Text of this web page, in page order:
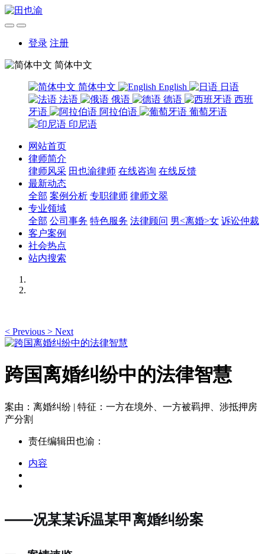
登录 注册
简体中文
简体中文 English
日语
法语
俄语 德语
西班
牙语
阿拉伯语
葡萄牙语
印尼语
网站首页
律师简介
律师风采 田也渝律师 在线咨询 在线反馈
最新动态
全部 案例分析 专职律师 律师文翠
专业领域
全部 公司事务 特色服务 法律顾问 男<离婚>女 诉讼仲裁
客户案例
社会热点
站内搜索
< Previous > Next
跨国离婚纠纷中的法律智慧
案由：离婚纠纷 | 特征：一方在境外、一方被羁押、涉抵押房
产分割
责任编辑田也渝：
内容
——况某某诉温某甲离婚纠纷案